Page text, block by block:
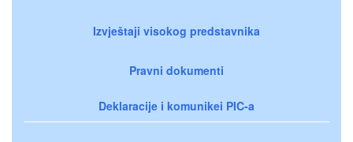
Izvještaji visokog predstavnika
Pravni dokumenti
Deklaracije i komunikei PIC-a